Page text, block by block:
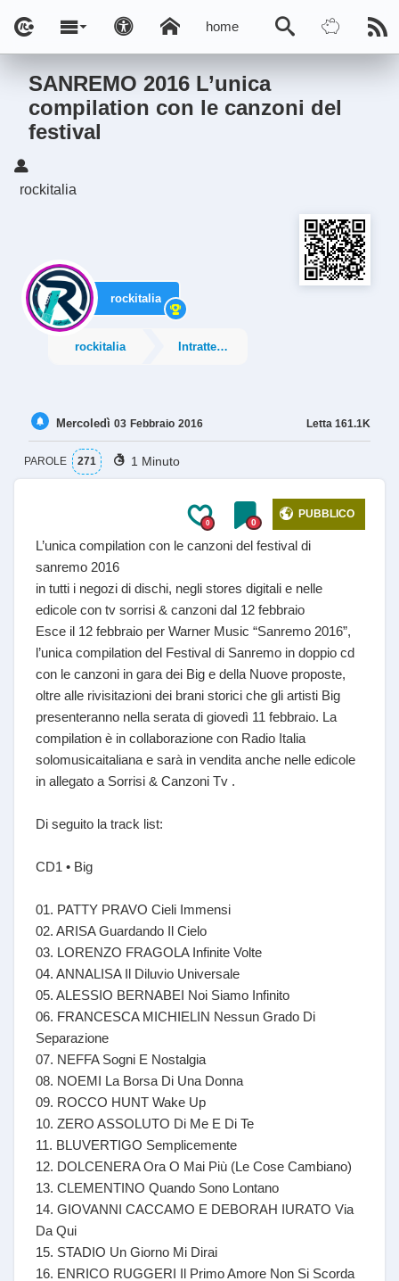
home
SANREMO 2016 L’unica
compilation con le canzoni del
festival
rockitalia
rockitalia
rockitalia Intrattenimento
Letta 161.1K
Mercoledì 03 Febbraio 2016
PAROLE 271 1 Minuto
0 0
PUBBLICO
L’unica compilation con le canzoni del festival di
sanremo 2016
in tutti i negozi di dischi, negli stores digitali e nelle
edicole con tv sorrisi & canzoni dal 12 febbraio
Esce il 12 febbraio per Warner Music “Sanremo 2016”,
l’unica compilation del Festival di Sanremo in doppio cd
con le canzoni in gara dei Big e della Nuove proposte,
oltre alle rivisitazioni dei brani storici che gli artisti Big
presenteranno nella serata di giovedì 11 febbraio. La
compilation è in collaborazione con Radio Italia
solomusicaitaliana e sarà in vendita anche nelle edicole
in allegato a Sorrisi & Canzoni Tv .
Di seguito la track list:
CD1 • Big
01. PATTY PRAVO Cieli Immensi
02. ARISA Guardando Il Cielo
03. LORENZO FRAGOLA Infinite Volte
04. ANNALISA Il Diluvio Universale
05. ALESSIO BERNABEI Noi Siamo Infinito
06. FRANCESCA MICHIELIN Nessun Grado Di
Separazione
07. NEFFA Sogni E Nostalgia
08. NOEMI La Borsa Di Una Donna
09. ROCCO HUNT Wake Up
10. ZERO ASSOLUTO Di Me E Di Te
11. BLUVERTIGO Semplicemente
12. DOLCENERA Ora O Mai Più (Le Cose Cambiano)
13. CLEMENTINO Quando Sono Lontano
14. GIOVANNI CACCAMO E DEBORAH IURATO Via
Da Qui
15. STADIO Un Giorno Mi Dirai
16. ENRICO RUGGERI Il Primo Amore Non Si Scorda